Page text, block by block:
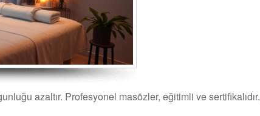
azaltır. Profesyonel masözler, eğitimli ve sertifikalıdır.